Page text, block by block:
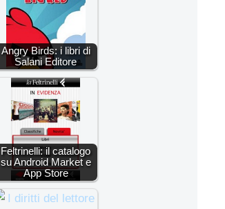
Angry Birds: i libri di
Salani Editore
Feltrinelli: il catalogo
su Android Market e
App Store